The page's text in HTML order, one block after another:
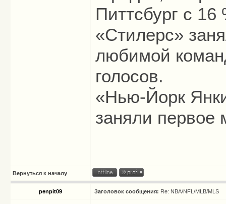
Питтсбург с 16
«Стилерс»
любимой
голосов.
«Нью-Йорк
заняли первое
Вернуться к началу
penpit09 Заголовок сообщения: Re: NBA/NFL/MLB/MLS